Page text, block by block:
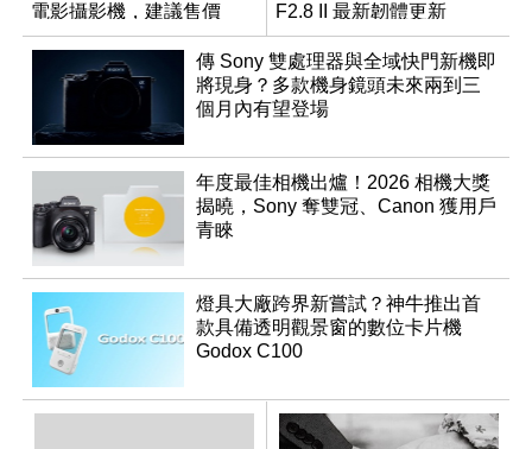
電影攝影機，建議售價
NT$144,980
F2.8 II 最新韌體更新
傳 Sony 雙處理器與全域快門新機即
將現身？多款機身鏡頭未來兩到三
個月內有望登場
年度最佳相機出爐！2026 相機大獎
揭曉，Sony 奪雙冠、Canon 獲用戶
青睞
燈具大廠跨界新嘗試？神牛推出首
款具備透明觀景窗的數位卡片機
Godox C100